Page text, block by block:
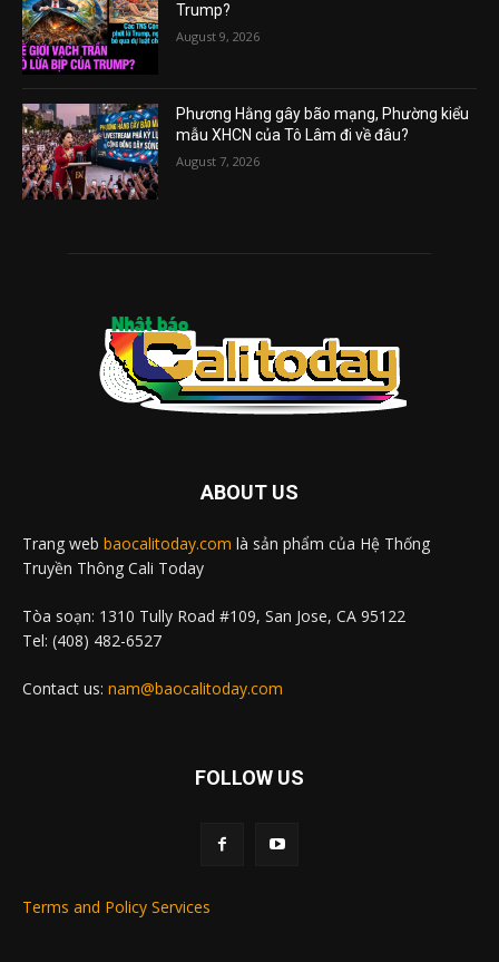
Trump?
August 9, 2026
Phương Hằng gây bão mạng, Phường kiểu
mẫu XHCN của Tô Lâm đi về đâu?
August 7, 2026
ABOUT US
Trang web baocalitoday.com là sản phẩm của Hệ Thống
Truyền Thông Cali Today
Tòa soạn: 1310 Tully Road #109, San Jose, CA 95122
Tel: (408) 482-6527
Contact us: nam@baocalitoday.com
FOLLOW US
Terms and Policy Services